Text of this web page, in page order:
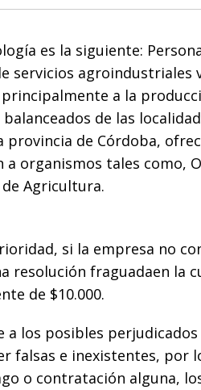
es la siguiente:
servicios agroindustriales
principalmente a la
de las
provincia de Córdoba,
organismos tales como,
Agricultura.
si la empresa no
resolución fraguadaen la
de $10.000.
a los posibles
falsas e inexistentes, por
o contratación alguna,